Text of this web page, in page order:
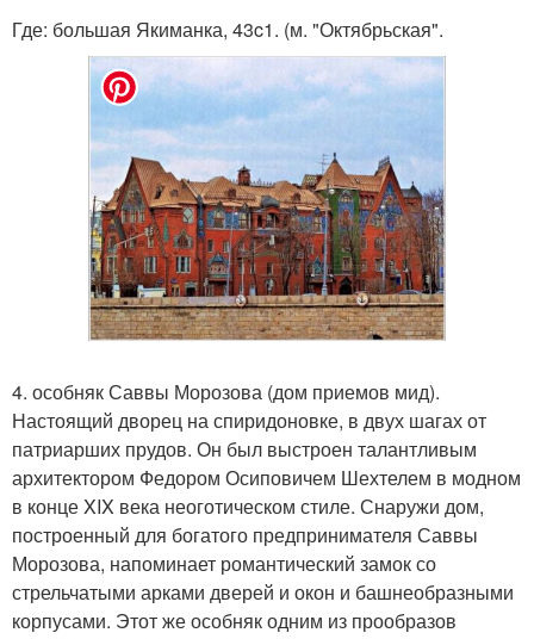
Где: большая Якиманка, 43c1. (м. "Октябрьская".
4. особняк Саввы Морозова (дом приемов мид).
Настоящий дворец на спиридоновке, в двух шагах от
патриарших прудов. Он был выстроен талантливым
архитектором Федором Осиповичем Шехтелем в модном
в конце XIX века неоготическом стиле. Снаружи дом,
построенный для богатого предпринимателя Саввы
Морозова, напоминает романтический замок со
стрельчатыми арками дверей и окон и башнеобразными
корпусами. Этот же особняк одним из прообразов